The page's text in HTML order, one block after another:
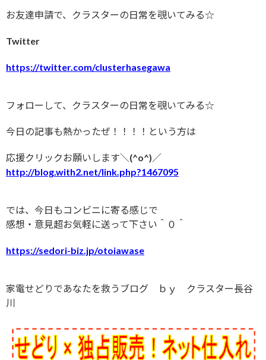
お友達申請で、クラスターの日常を覗いてみる☆
Twitter
https://twitter.com/clusterhasegawa
フォローして、クラスターの日常を覗いてみる☆
今日の記事も熱かったぜ！！！！という方は
応援クリックお願いします＼(^o^)／
http://blog.with2.net/link.php?1467095
では、今日もコンビニに寄る感じで
感想・意見超お気軽に送って下さい＾０＾
https://sedori-biz.jp/otoiawase
家電せどりであなたを救うブログ ｂｙ クラスター長谷
川